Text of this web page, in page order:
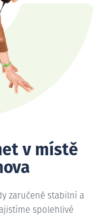
v místě
zaručeně stabilní a
spolehlivé